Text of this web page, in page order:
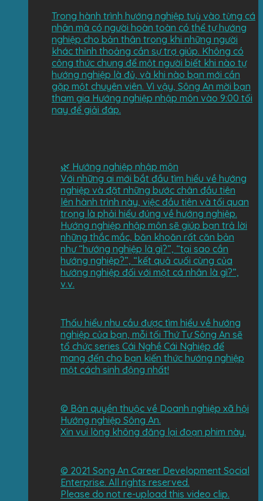
Trong hành trình hướng nghiệp tuỳ vào từng cá
nhân mà có người hoàn toàn có thể tự hướng
nghiệp cho bản thân trong khi những người
khác thỉnh thoảng cần sự trợ giúp. Không có
công thức chung để một người biết khi nào tự
hướng nghiệp là đủ, và khi nào bạn mới cần
gặp một chuyên viên. Vì vậy, Sông An mời bạn
tham gia Hướng nghiệp nhập môn vào 9:00 tối
nay để giải đáp.
🌿 Hướng nghiệp nhập môn
Với những ai mới bắt đầu tìm hiểu về hướng
nghiệp và đặt những bước chân đầu tiên
lên hành trình này, việc đầu tiên và tối quan
trọng là phải hiểu đúng về hướng nghiệp.
Hướng nghiệp nhập môn sẽ giúp bạn trả lời
những thắc mắc, băn khoăn rất căn bản
như “hướng nghiệp là gì?”, “tại sao cần
hướng nghiệp?”, “kết quả cuối cùng của
hướng nghiệp đối với một cá nhân là gì?”,
v.v.
Thấu hiểu nhu cầu được tìm hiểu về hướng
nghiệp của bạn, mỗi tối Thứ Tư Sông An sẽ
tổ chức series Cái Nghề Cái Nghiệp để
mang đến cho bạn kiến thức hướng nghiệp
một cách sinh động nhất!
©️ Bản quyền thuộc về Doanh nghiệp xã hội
Hướng nghiệp Sông An.
Xin vui lòng không đăng lại đoạn phim này.
©️ 2021 Song An Career Development Social
Enterprise. All rights reserved.
Please do not re-upload this video clip.